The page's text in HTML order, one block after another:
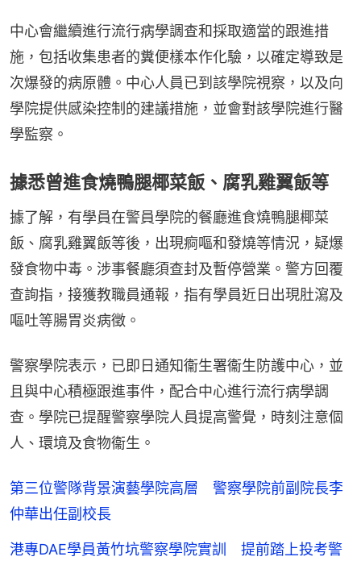
中心會繼續進行流行病學調查和採取適當的跟進措
施，包括收集患者的糞便樣本作化驗，以確定導致是
次爆發的病原體。中心人員已到該學院視察，以及向
學院提供感染控制的建議措施，並會對該學院進行醫
學監察。
據悉曾進食燒鴨腿椰菜飯、腐乳雞翼飯等
據了解，有學員在警員學院的餐廳進食燒鴨腿椰菜
飯、腐乳雞翼飯等後，出現痾嘔和發燒等情況，疑爆
發食物中毒。涉事餐廳須查封及暫停營業。警方回覆
查詢指，接獲教職員通報，指有學員近日出現肚瀉及
嘔吐等腸胃炎病徵。
警察學院表示，已即日通知衞生署衞生防護中心，並
且與中心積極跟進事件，配合中心進行流行病學調
查。學院已提醒警察學院人員提高警覺，時刻注意個
人、環境及食物衞生。
第三位警隊背景演藝學院高層 警察學院前副院長李
仲華出任副校長
港專DAE學員黃竹坑警察學院實訓 提前踏上投考警